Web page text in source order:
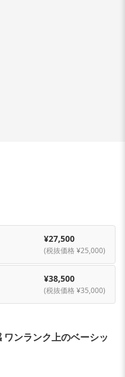
¥27,500
(税抜価格 ¥25,000)
¥38,500
(税抜価格 ¥35,000)
ンランク上のベーシッ